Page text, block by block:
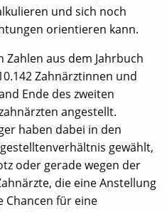
und sich noch
orientieren kann.
Zahlen aus dem Jahrbuch
Zahnärztinnen und
Ende des zweiten
angestellt.
haben dabei in den
gewählt,
oder gerade wegen der
die eine Anstellung
Chancen für eine